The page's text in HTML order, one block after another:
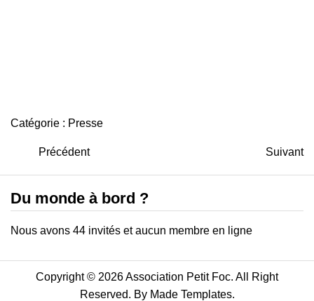
Catégorie : Presse
Précédent Suivant
Du monde à bord ?
Nous avons 44 invités et aucun membre en ligne
Copyright © 2026 Association Petit Foc. All Right
Reserved. By Made Templates.